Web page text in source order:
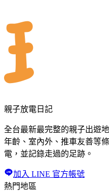
親子放電日記
全台最新最完整的親子出遊
年齡、室內外、推車友善等
電，並記錄走過的足跡。
加入 LINE 官方帳號
熱門地區